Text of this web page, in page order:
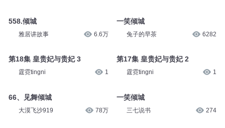
558.倾城
雅居讲故事 6.6万
第18集 皇贵妃与贵妃 3
霆霓tingni 1
66、见舞倾城
大漠飞沙919 78万
一笑倾城
兔子的早茶 6282
第17集 皇贵妃与贵妃 2
霆霓tingni 1
一笑倾城
三七说书 274